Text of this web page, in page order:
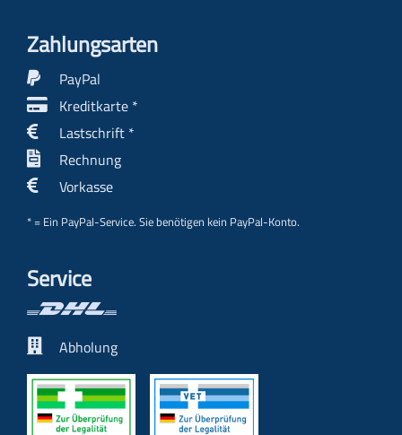
Zahlungs­arten
PayPal
Kreditkarte *
Lastschrift *
Rechnung
Vorkasse
* = Ein PayPal-Service. Sie benötigen kein PayPal-Konto.
Service
Abholung